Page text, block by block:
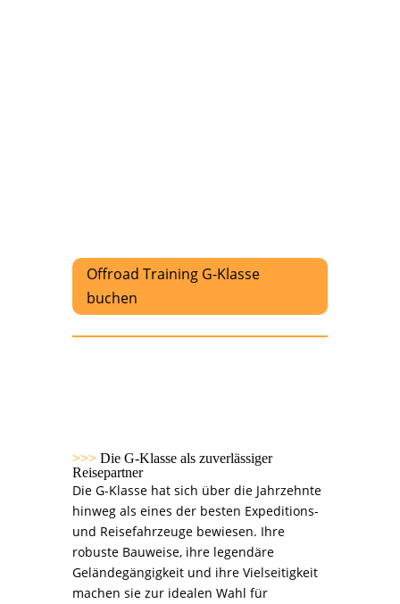
Offroad Training G-Klasse
buchen
>>> Die G-Klasse als zuverlässiger
Reisepartner
Die G-Klasse hat sich über die Jahrzehnte
hinweg als eines der besten Expeditions-
und Reisefahrzeuge bewiesen. Ihre
robuste Bauweise, ihre legendäre
Geländegängigkeit und ihre Vielseitigkeit
machen sie zur idealen Wahl für